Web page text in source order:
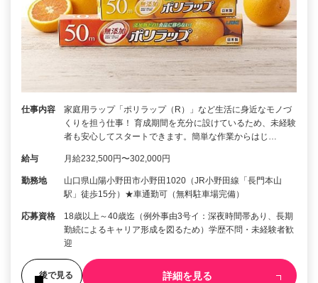
仕事内容
家庭用ラップ「ポリラップ（R）」など生活に身近なモノづ
くりを担う仕事！ 育成期間を充分に設けているため、未経験
者も安心してスタートできます。簡単な作業からはじ…
給与 月給232,500円〜302,000円
勤務地
山口県山陽小野田市小野田1020（JR小野田線「長門本山
駅」徒歩15分）★車通勤可（無料駐車場完備）
応募資格
18歳以上～40歳迄（例外事由3号イ：深夜時間帯あり、長期
勤続によるキャリア形成を図るため）学歴不問・未経験者歓
迎
後で見る 詳細を見る